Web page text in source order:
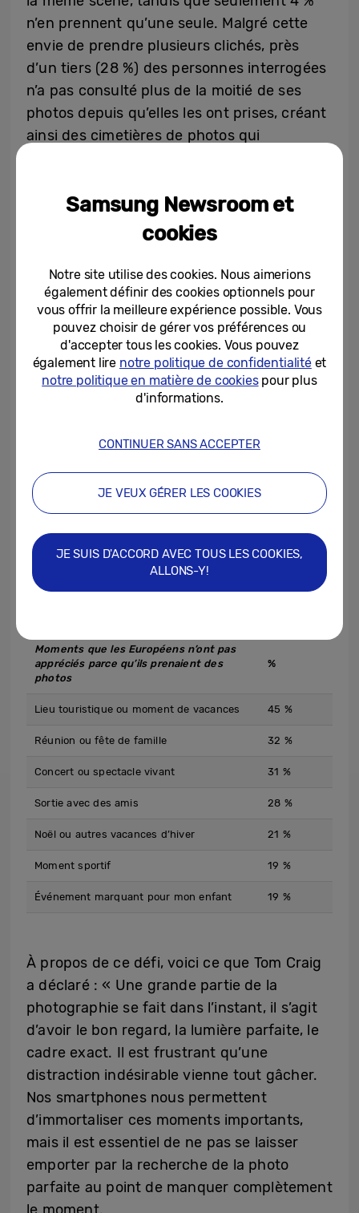
n’en prennent qu’une seule. Malgré cette
envie de prendre plusieurs clichés, près
d’un tiers (28 %) des personnes interrogées
n’a pas consulté plus de la moitié de ses
photos depuis qu’elles les ont prises, créant
ainsi des cimetières de photos qui
Lorsqu’elle examine ses photos, une
éléments qu’elle aimerait pouvoir supprimer,
tels que des photobombeurs (38 %), des
objets parasites (33 %) ou des ombres et
des reflets indésirables (34 %). Bien que de
nombreuses personnes soient conscientes
de ces problèmes, 74 % d’entre elles n’ont
pas utilisé d’outils d’intelligence artificielle
Parmi les moments clés que les gens
manquent parce qu’ils prennent des photos,
citons les fêtes de famille, les sites
touristiques et même les étapes
importantes de la vie de leurs enfants :
Moments que les Européens n’ont pas
appréciés parce qu’ils prenaient des
photos
%
Lieu touristique ou moment de vacances 45 %
Réunion ou fête de famille 32 %
Concert ou spectacle vivant 31 %
Sortie avec des amis 28 %
Noël ou autres vacances d’hiver 21 %
Moment sportif 19 %
Événement marquant pour mon enfant 19 %
À propos de ce défi, voici ce que Tom Craig
a déclaré : « Une grande partie de la
photographie se fait dans l’instant, il s’agit
d’avoir le bon regard, la lumière parfaite, le
cadre exact. Il est frustrant qu’une
distraction indésirable vienne tout gâcher.
Nos smartphones nous permettent
d’immortaliser ces moments importants,
mais il est essentiel de ne pas se laisser
emporter par la recherche de la photo
parfaite au point de manquer complètement
Samsung Newsroom et
cookies
Notre site utilise des cookies. Nous aimerions
également définir des cookies optionnels pour
vous offrir la meilleure expérience possible. Vous
pouvez choisir de gérer vos préférences ou
d'accepter tous les cookies. Vous pouvez
également lire notre politique de confidentialitéet
notre politique en matière de cookiespour plus
d'informations.
CONTINUER SANS ACCEPTER
JE VEUX GÉRER LES COOKIES
JE SUIS D'ACCORD AVEC TOUS LES COOKIES,
ALLONS-Y!